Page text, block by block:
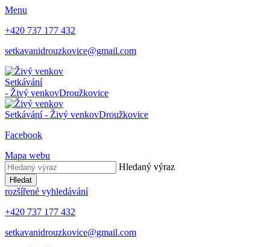
Menu
+420 737 177 432
setkavanidrouzkovice@gmail.com
Setkávání
- Živý venkovDroužkovice
Setkávání - Živý venkovDroužkovice
Facebook
Mapa webu
Hledaný výraz
Hledat
rozšířené vyhledávání
+420 737 177 432
setkavanidrouzkovice@gmail.com